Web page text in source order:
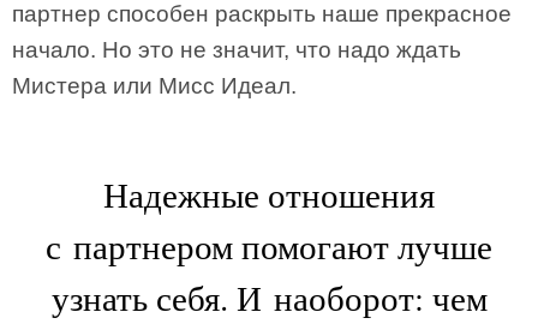
партнер способен раскрыть наше прекрасное
начало. Но это не значит, что надо ждать
Мистера или Мисс Идеал.
Надежные отношения
с партнером помогают лучше
узнать себя. И наоборот: чем